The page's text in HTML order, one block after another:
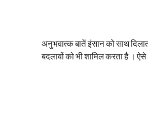
अनुभवात्क बातें इंसान को साथ
बदलावों को भी शामिल करता है ।